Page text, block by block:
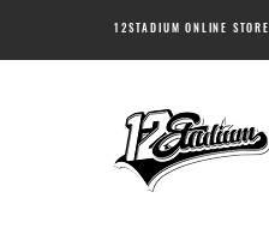
12STADIUM ONLINE STORE